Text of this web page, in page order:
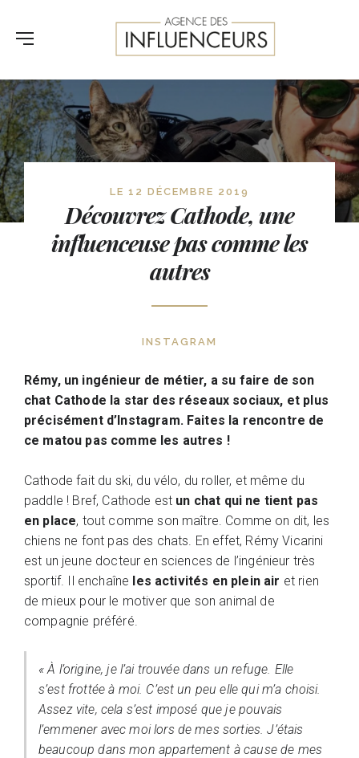
LE 12 DÉCEMBRE 2019
Découvrez Cathode, une
influenceuse pas comme les
autres
INSTAGRAM
Rémy, un ingénieur de métier, a su faire de son
chat Cathode la star des réseaux sociaux, et plus
précisément d’Instagram. Faites la rencontre de
ce matou pas comme les autres !
Cathode fait du ski, du vélo, du roller, et même du
paddle ! Bref, Cathode est un chat qui ne tient pas
en place, tout comme son maître. Comme on dit, les
chiens ne font pas des chats. En effet, Rémy Vicarini
est un jeune docteur en sciences de l’ingénieur très
sportif. Il enchaîne les activités en plein air et rien
de mieux pour le motiver que son animal de
compagnie préféré.
« À l’origine, je l’ai trouvée dans un refuge. Elle
s’est frottée à moi. C’est un peu elle qui m’a choisi.
Assez vite, cela s’est imposé que je pouvais
l’emmener avec moi lors de mes sorties. J’étais
beaucoup dans mon appartement à cause de mes